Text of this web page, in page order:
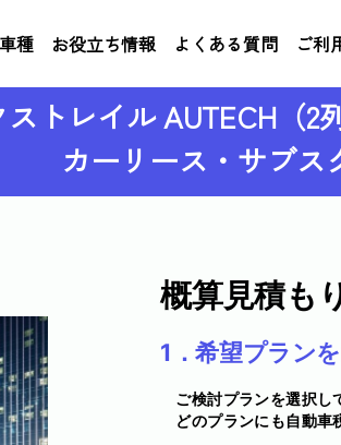
種 お役立ち情報 よくある質問 ご利
トレイル AUTECH（2
カーリース・サブス
概算見積も
1．希望プラン
ご検討プランを選択し
どのプランにも自動車